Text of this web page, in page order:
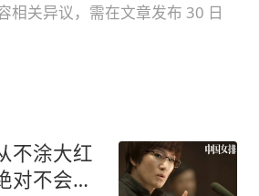
相关异议，需在文章发布 30 日
不涂大红
对不会随